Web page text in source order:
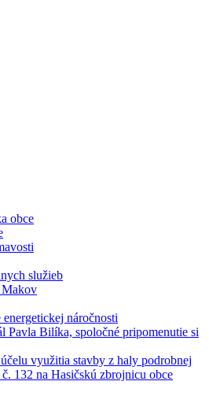
obce
služieb
Makov
energetickej náročnosti
Pavla Bilíka, spoločné pripomenutie si
využitia stavby z haly podrobnej
132 na Hasičskú zbrojnicu obce